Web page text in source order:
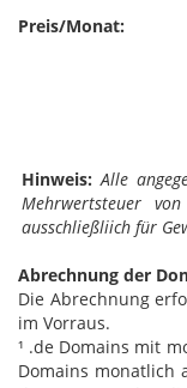
Preis/Monat:
Hinweis: Alle
Mehrwertsteuer
ausschließliich für
Abrechnung der
Die Abrechnung
im Vorraus.
¹ .de Domains mit
Domains monatlich